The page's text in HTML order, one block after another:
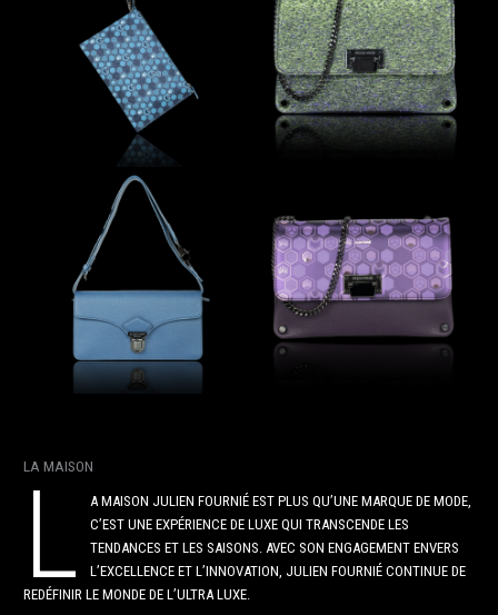
LA MAISON
L
A MAISON JULIEN FOURNIÉ EST PLUS QU’UNE MARQUE DE MODE,
C’EST UNE EXPÉRIENCE DE LUXE QUI TRANSCENDE LES
TENDANCES ET LES SAISONS. AVEC SON ENGAGEMENT ENVERS
L’EXCELLENCE ET L’INNOVATION, JULIEN FOURNIÉ CONTINUE DE
REDÉFINIR LE MONDE DE L’ULTRA LUXE.